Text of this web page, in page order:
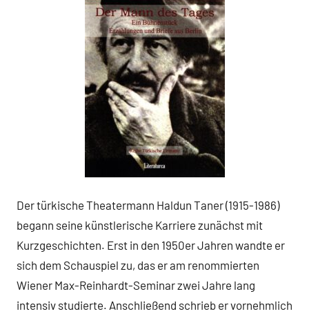
Der türkische Theatermann Haldun Taner (1915-1986)
begann seine künstlerische Karriere zunächst mit
Kurzgeschichten. Erst in den 1950er Jahren wandte er
sich dem Schauspiel zu, das er am renommierten
Wiener Max-Reinhardt-Seminar zwei Jahre lang
intensiv studierte. Anschließend schrieb er vornehmlich